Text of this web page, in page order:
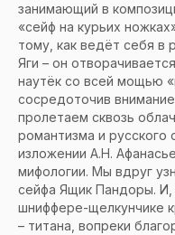
занимающий в
«сейф на курьих
тому, как ведёт себя в
Яги – он
наутёк со всей мощью
сосредоточив
пролетаем сквозь
романтизма и русского
изложении А.Н.
мифологии. Мы вдруг
сейфа Ящик Пандоры. И,
шниффере-щелкунчике
– титана, вопреки